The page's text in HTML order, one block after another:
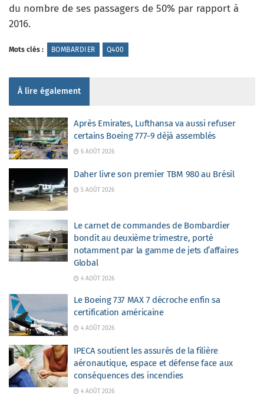
du nombre de ses passagers de 50% par rapport à
2016.
Mots clés : BOMBARDIER Q400
À lire également
Après Emirates, Lufthansa va aussi refuser
certains Boeing 777-9 déjà assemblés
6 AOÛT 2026
Daher livre son premier TBM 980 au Brésil
5 AOÛT 2026
Le carnet de commandes de Bombardier
bondit au deuxième trimestre, porté
notamment par la gamme de jets d’affaires
Global
4 AOÛT 2026
Le Boeing 737 MAX 7 décroche enfin sa
certification américaine
4 AOÛT 2026
IPECA soutient les assurés de la filière
aéronautique, espace et défense face aux
conséquences des incendies
4 AOÛT 2026